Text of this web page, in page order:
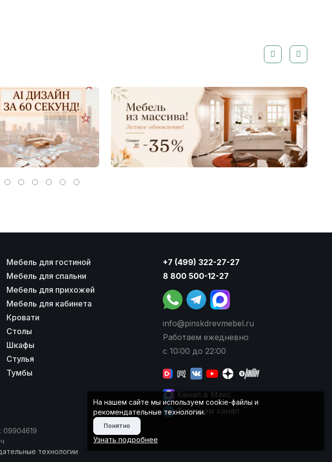
Мебель для гостиной
Мебель для спальни
Мебель для прихожей
Мебель для кабинета
Кровати
Столы
Шкафы
Стулья
Тумбы
+7 (499) 322-27-27
8 800 500-12-27
info@pinskdrevmebel.ru
Работаем ежедневно
с 10:00 до 22:00
Канал в Макс
Телеграм канал
09904619
технологии
На нашем сайте мы используем cookie-файлы и
рекомендательные технологии.
Понятно
Узнать подробнее